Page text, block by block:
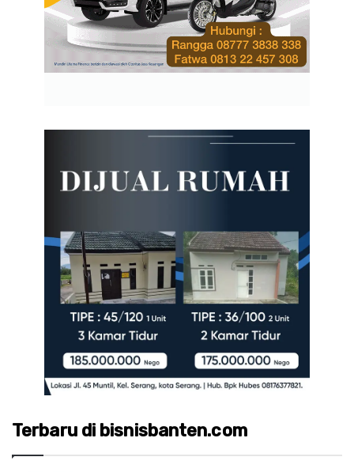
Terbaru di bisnisbanten.com